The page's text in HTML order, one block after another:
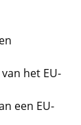
het EU-
een EU-